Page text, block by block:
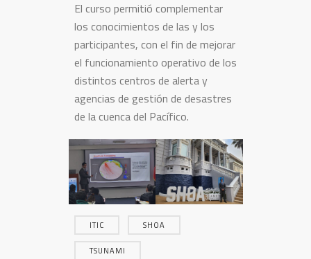
El curso permitió complementar
los conocimientos de las y los
participantes, con el fin de mejorar
el funcionamiento operativo de los
distintos centros de alerta y
agencias de gestión de desastres
de la cuenca del Pacífico.
ITIC SHOA
TSUNAMI